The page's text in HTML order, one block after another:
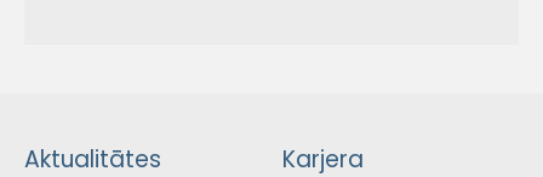
Aktualitātes Karjera